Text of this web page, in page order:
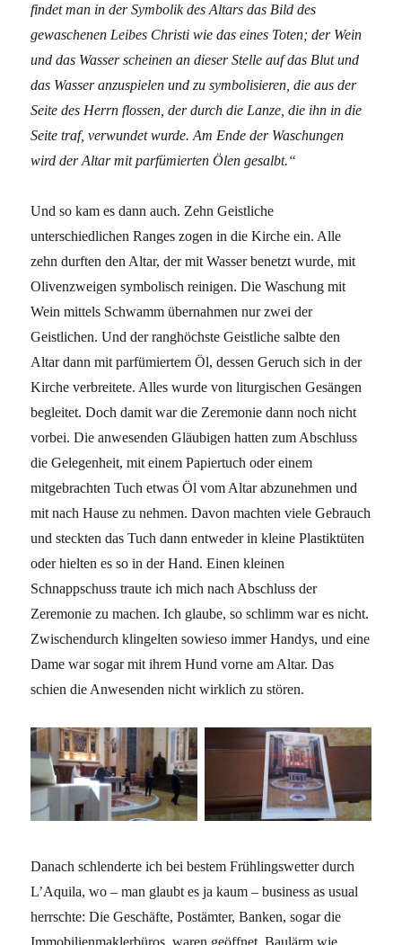
findet man in der Symbolik des Altars das Bild des
gewaschenen Leibes Christi wie das eines Toten; der Wein
und das Wasser scheinen an dieser Stelle auf das Blut und
das Wasser anzuspielen und zu symbolisieren, die aus der
Seite des Herrn flossen, der durch die Lanze, die ihn in die
Seite traf, verwundet wurde. Am Ende der Waschungen
wird der Altar mit parfümierten Ölen gesalbt.“
Und so kam es dann auch. Zehn Geistliche
unterschiedlichen Ranges zogen in die Kirche ein. Alle
zehn durften den Altar, der mit Wasser benetzt wurde, mit
Olivenzweigen symbolisch reinigen. Die Waschung mit
Wein mittels Schwamm übernahmen nur zwei der
Geistlichen. Und der ranghöchste Geistliche salbte den
Altar dann mit parfümiertem Öl, dessen Geruch sich in der
Kirche verbreitete. Alles wurde von liturgischen Gesängen
begleitet. Doch damit war die Zeremonie dann noch nicht
vorbei. Die anwesenden Gläubigen hatten zum Abschluss
die Gelegenheit, mit einem Papiertuch oder einem
mitgebrachten Tuch etwas Öl vom Altar abzunehmen und
mit nach Hause zu nehmen. Davon machten viele Gebrauch
und steckten das Tuch dann entweder in kleine Plastiktüten
oder hielten es so in der Hand. Einen kleinen
Schnappschuss traute ich mich nach Abschluss der
Zeremonie zu machen. Ich glaube, so schlimm war es nicht.
Zwischendurch klingelten sowieso immer Handys, und eine
Dame war sogar mit ihrem Hund vorne am Altar. Das
schien die Anwesenden nicht wirklich zu stören.
Danach schlenderte ich bei bestem Frühlingswetter durch
L’Aquila, wo – man glaubt es ja kaum – business as usual
herrschte: Die Geschäfte, Postämter, Banken, sogar die
Immobilienmaklerbüros, waren geöffnet, Baulärm wie